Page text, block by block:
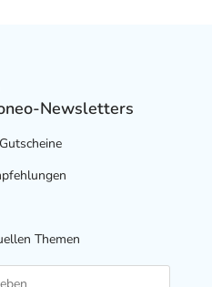
Newsletters
Themen